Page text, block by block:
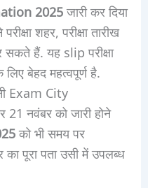
2025जारी कर दिया
शहर, परीक्षा तारीख
सकते हैं. यह slip परीक्षा
बेहद महत्वपूर्ण है.
Exam City
नवंबर को जारी होने
को भी समय पर
का पूरा पता उसी में उपलब्ध